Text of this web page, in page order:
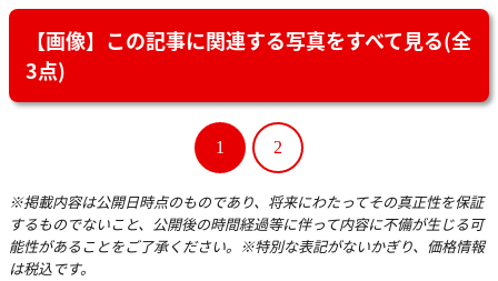
【画像】この記事に関連する写真をすべて見る(全
3点)
1 2
※掲載内容は公開日時点のものであり、将来にわたってその真正性を保証
するものでないこと、公開後の時間経過等に伴って内容に不備が生じる可
能性があることをご了承ください。※特別な表記がないかぎり、価格情報
は税込です。